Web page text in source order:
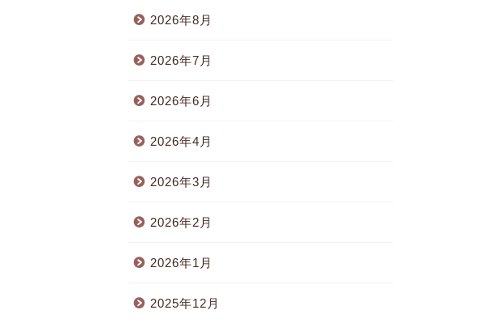
2026年8月
2026年7月
2026年6月
2026年4月
2026年3月
2026年2月
2026年1月
2025年12月